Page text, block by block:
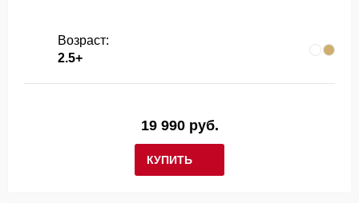
Возраст:
2.5+
КУПИТЬ
19 990 руб.